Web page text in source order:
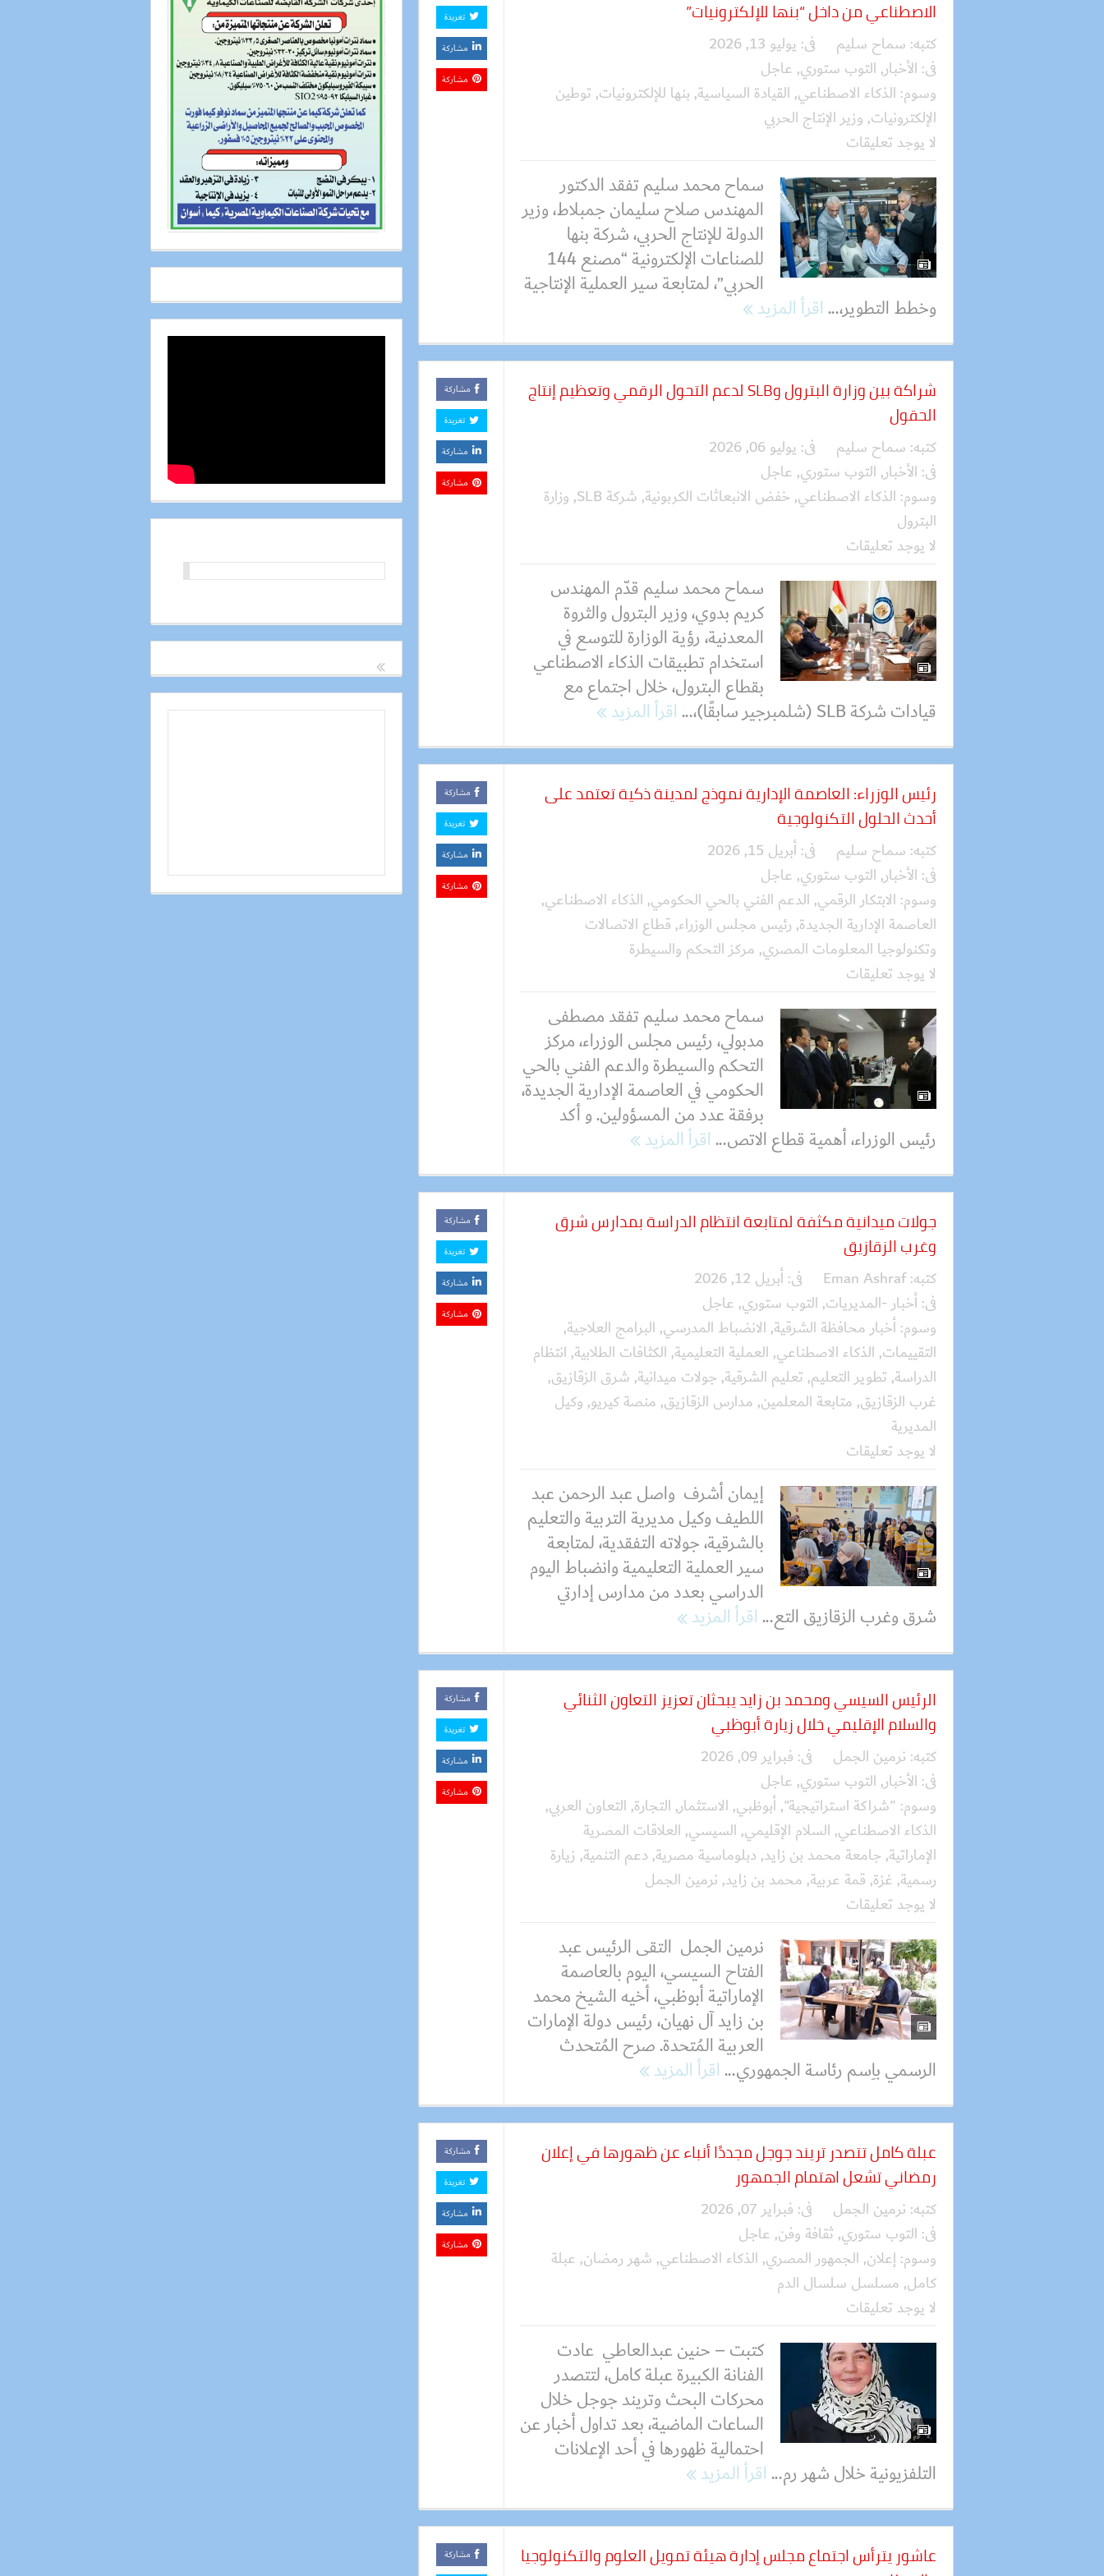
الاصطناعي من داخل “بنها للإلكترونيات”
كتبه: سماح سليم فى: يوليو 13, 2026
فى: الأخبار, التوب ستوري, عاجل
وسوم: الذكاء الاصطناعي, القيادة السياسية, بنها للإلكترونيات, توطين
الإلكترونيات, وزير الإنتاج الحربي
لا يوجد تعليقات
سماح محمد سليم تفقد الدكتور
المهندس صلاح سليمان جمبلاط، وزير
الدولة للإنتاج الحربي، شركة بنها
للصناعات الإلكترونية “مصنع 144
الحربي”، لمتابعة سير العملية الإنتاجية
وخطط التطوير،...اقرأ المزيد
تغريدة
مشاركة
مشاركة
شراكة بين وزارة البترول وSLB لدعم التحول الرقمي وتعظيم إنتاج
الحقول
كتبه: سماح سليم فى: يوليو 06, 2026
فى: الأخبار, التوب ستوري, عاجل
وسوم: الذكاء الاصطناعي, خفض الانبعاثات الكربونية, شركة SLB , وزارة
البترول
لا يوجد تعليقات
سماح محمد سليم قدّم المهندس
كريم بدوي، وزير البترول والثروة
المعدنية، رؤية الوزارة للتوسع في
استخدام تطبيقات الذكاء الاصطناعي
بقطاع البترول، خلال اجتماع مع
قيادات شركة SLB (شلمبرجير سابقًا)،...
اقرأ المزيد
مشاركة
تغريدة
مشاركة
مشاركة
رئيس الوزراء: العاصمة الإدارية نموذج لمدينة ذكية تعتمد على
أحدث الحلول التكنولوجية
كتبه: سماح سليم فى:أبريل 15, 2026
فى: الأخبار, التوب ستوري, عاجل
وسوم: الابتكار الرقمي, الدعم الفني بالحي الحكومي, الذكاء الاصطناعي,
العاصمة الإدارية الجديدة, رئيس مجلس الوزراء, قطاع الاتصالات
وتكنولوجيا المعلومات المصري, مركز التحكم والسيطرة
لا يوجد تعليقات
سماح محمد سليم تفقد مصطفى
مدبولي، رئيس مجلس الوزراء، مركز
التحكم والسيطرة والدعم الفني بالحي
الحكومي في العاصمة الإدارية الجديدة،
برفقة عدد من المسؤولين. و أكد
رئيس الوزراء، أهمية قطاع الاتص...اقرأ المزيد
مشاركة
تغريدة
مشاركة
مشاركة
جولات ميدانية مكثفة لمتابعة انتظام الدراسة بمدارس شرق
وغرب الزقازيق
كتبه:Eman Ashraf فى:أبريل 12, 2026
فى:أخبار -المديريات, التوب ستوري, عاجل
وسوم:أخبار محافظة الشرقية, الانضباط المدرسي, البرامج العلاجية,
التقييمات, الذكاء الاصطناعي, العملية التعليمية, الكثافات الطلابية, انتظام
الدراسة, تطوير التعليم, تعليم الشرقية, جولات ميدانية, شرق الزقازيق,
غرب الزقازيق, متابعة المعلمين, مدارس الزقازيق, منصة كيريو, وكيل
المديرية
لا يوجد تعليقات
إيمان أشرف واصل عبد الرحمن عبد
اللطيف وكيل مديرية التربية والتعليم
بالشرقية، جولاته التفقدية، لمتابعة
سير العملية التعليمية وانضباط اليوم
الدراسي بعدد من مدارس إدارتي
شرق وغرب الزقازيق التع...اقرأ المزيد
مشاركة
تغريدة
مشاركة
مشاركة
الرئيس السيسي ومحمد بن زايد يبحثان تعزيز التعاون الثنائي
والسلام الإقليمي خلال زيارة أبوظبي
كتبه: نرمين الجمل فى: فبراير 09, 2026
فى: الأخبار, التوب ستوري, عاجل
وسوم: "شراكة استراتيجية",أبوظبي, الاستثمار, التجارة, التعاون العربي,
الذكاء الاصطناعي, السلام الإقليمي, السيسي, العلاقات المصرية
الإماراتية, جامعة محمد بن زايد, دبلوماسية مصرية, دعم التنمية, زيارة
رسمية, غزة, قمة عربية, محمد بن زايد, نرمين الجمل
لا يوجد تعليقات
نرمين الجمل التقى الرئيس عبد
الفتاح السيسي، اليوم بالعاصمة
الإماراتية أبوظبي، أخيه الشيخ محمد
بن زايد آل نهيان، رئيس دولة الإمارات
العربية المُتحدة. صرح المُتحدث
الرسمي باِسم رئاسة الجمهوري...اقرأ المزيد
مشاركة
تغريدة
مشاركة
مشاركة
عبلة كامل تتصدر تريند جوجل مجددًا أنباء عن ظهورها في إعلان
رمضاني تشعل اهتمام الجمهور
كتبه: نرمين الجمل فى: فبراير 07, 2026
فى: التوب ستوري, ثقافة وفن, عاجل
وسوم: إعلان, الجمهور المصري, الذكاء الاصطناعي, شهر رمضان, عبلة
كامل, مسلسل سلسال الدم
لا يوجد تعليقات
كتبت – حنين عبدالعاطي عادت
الفنانة الكبيرة عبلة كامل، لتتصدر
محركات البحث وتريند جوجل خلال
الساعات الماضية، بعد تداول أخبار عن
احتمالية ظهورها في أحد الإعلانات
التلفزيونية خلال شهر رم...اقرأ المزيد
مشاركة
تغريدة
مشاركة
مشاركة
عاشور يترأس اجتماع مجلس إدارة هيئة تمويل العلوم والتكنولوجيا
مشاركة